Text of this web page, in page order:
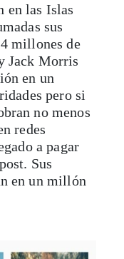
en las Islas
sus
millones de
Jack Morris
en un
pero si
no menos
redes
a pagar
Sus
en un millón